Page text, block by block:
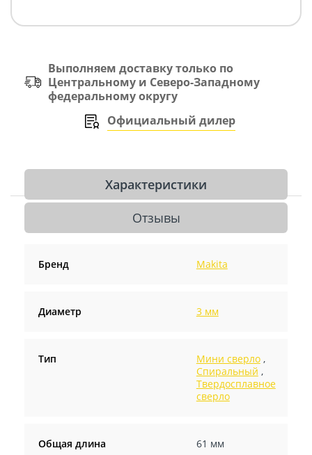
Выполняем доставку только по
Центральному и Северо-Западному
федеральному округу
Официальный дилер
Характеристики
Отзывы
Бренд Makita
Диаметр 3 мм
Тип Мини сверло,
Спиральный ,
Твердосплавное
сверло
Общая длина 61 мм